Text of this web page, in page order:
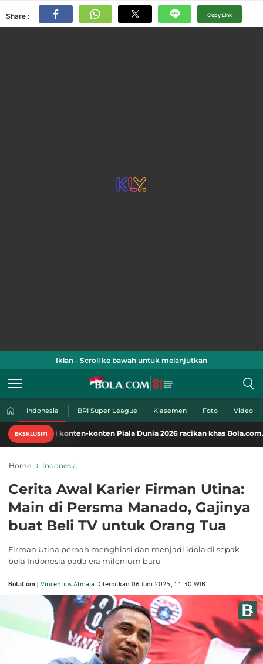
Share : Copy Link
Iklan - Scroll ke bawah untuk melanjutkan
Indonesia BRI Super League Klasemen Foto Video
EKSKLUSIF!
konten-konten Piala Dunia 2026 racikan khas Bola.com. Klik di sini!
Home Indonesia
Cerita Awal Karier Firman Utina:
Main di Persma Manado, Gajinya
buat Beli TV untuk Orang Tua
Firman Utina pernah menghiasi dan menjadi idola di sepak
bola Indonesia pada era milenium baru
BolaCom | Vincentius Atmaja Diterbitkan 06 Juni 2025, 11:30 WIB